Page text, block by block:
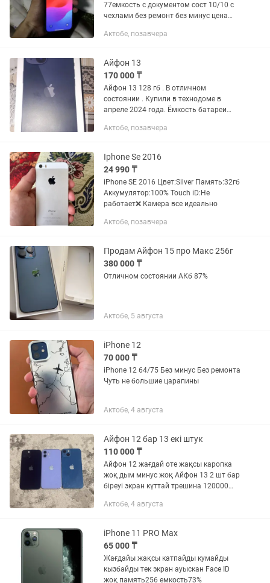
77емкость с документом сост 10/10 с
чехлами без ремонт без минус цена
Актобе, позавчера
Айфон 13
170 000 ₸
Айфон 13 128 гб . В отличном
состоянии . Купили в технодоме в
апреле 2024 года. Ёмкость батареи
Актобе, позавчера
Iphone Se 2016
24 990 ₸
iPhone SE 2016 Цвет:Silver Память:32гб
Аккумулятор:100% Touch iD:Не
работает❌ Камера все идеально
Актобе, позавчера
Продам Айфон 15 про Макс 256г
380 000 ₸
Отличном состоянии АКб 87%
Актобе, 5 августа
iPhone 12
70 000 ₸
iPhone 12 64/75 Без минус Без ремонта
Чуть не большие царапины
Актобе, 4 августа
Айфон 12 бар 13 екі штук
110 000 ₸
Айфон 12 жағдай өте жақсы каропка
жоқ дым минус жоқ Айфон 13 2 шт бар
біреуі экран күттай трешина 120000
135000
Актобе, 4 августа
iPhone 11 PRO Max
65 000 ₸
Жағдайы жақсы катпайды кумайды
кызбайды тек экран ауыскан Face ID
жоқ память256 емкость73%